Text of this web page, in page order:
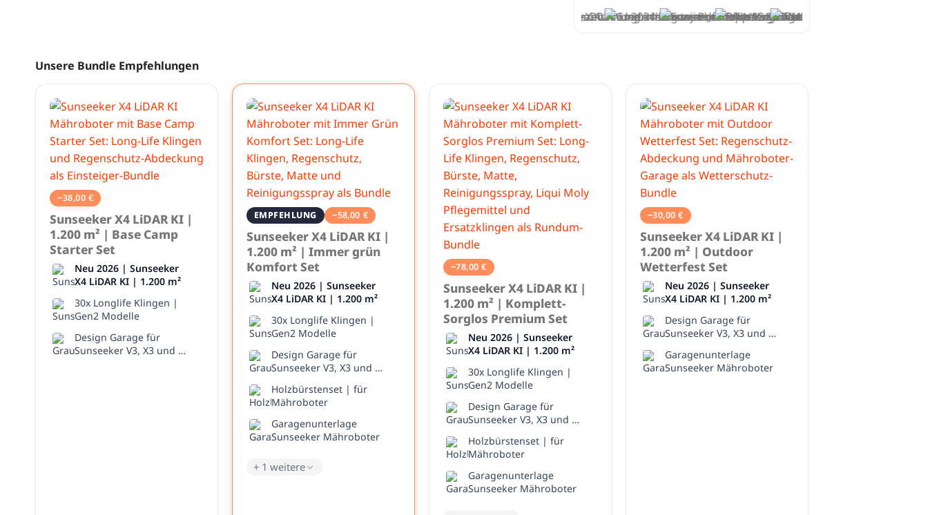
Unsere Bundle Empfehlungen
−38,00 €
Sunseeker X4 LiDAR KI |
1.200 m² | Base Camp
Starter Set
Neu 2026 | Sunseeker
X4 LiDAR KI | 1.200 m²
30x Longlife Klingen |
Gen2 Modelle
Design Garage für
Sunseeker V3, X3 und X3
EMPFEHLUNG −58,00 €
Sunseeker X4 LiDAR KI |
1.200 m² | Immer grün
Komfort Set
Neu 2026 | Sunseeker
X4 LiDAR KI | 1.200 m²
30x Longlife Klingen |
Gen2 Modelle
Design Garage für
Sunseeker V3, X3 und X3
Holzbürstenset | für
Mähroboter
Garagenunterlage
Sunseeker Mähroboter
+ 1 weitere
−78,00€
Sunseeker X4 LiDAR KI |
1.200 m² | Komplett-
Sorglos Premium Set
Neu 2026 | Sunseeker
X4 LiDAR KI | 1.200 m²
30x Longlife Klingen |
Gen2 Modelle
Design Garage für
Sunseeker V3, X3 und X3
Holzbürstenset | für
Mähroboter
Garagenunterlage
Sunseeker Mähroboter
−30,00€
Sunseeker X4 LiDAR KI |
1.200 m² | Outdoor
Wetterfest Set
Neu 2026 | Sunseeker
X4 LiDAR KI | 1.200 m²
Design Garage für
Sunseeker V3, X3 und X3
Garagenunterlage
Sunseeker Mähroboter